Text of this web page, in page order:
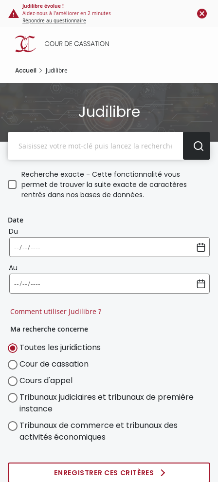
Panneau de gestion des cookies
contenu
principal
Judilibre évolue !
Aidez-nous à l'améliorer en 2 minutes
Répondre au questionnaire
Accueil Judilibre
Judilibre
Recherche exacte - Cette fonctionnalité vous
permet de trouver la suite exacte de caractères
rentrés dans nos bases de données.
Date
Du
Au
Comment utiliser Judilibre ?
Ma recherche concerne
Toutes les juridictions
Cour de cassation
Cours d'appel
Tribunaux judiciaires et tribunaux de première
instance
Tribunaux de commerce et tribunaux des
activités économiques
ENREGISTRER CES CRITÈRES